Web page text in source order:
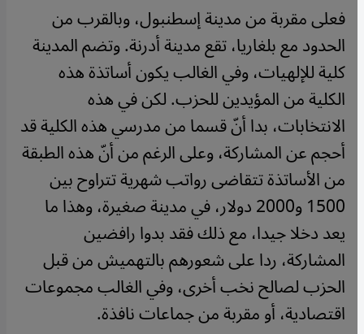
فعلى مقربة من مدينة إسطنبول، وبالقرب من
الحدود مع بلغاريا، تقع مدينة أدرنة. وتضم المدينة
كلية للإلهيات، وفي الغالب يكون أساتذة هذه
الكلية من المؤيدين للحزب. لكن في هذه
الانتخابات، بدا أنّ قسما من مدرسي هذه الكلية قد
أحجم عن المشاركة، وعلى الرغم من أنّ هذه الطبقة
من الأساتذة تتقاضى رواتب شهرية تتراوح بين
1500 و2000 دولار، في مدينة صغيرة، وهذا ما
يعد دخلا جيدا، مع ذلك فقد بدوا رافضين
المشاركة، ردا على شعورهم بالتهميش من قبل
الحزب لصالح نخب أخرى، وفي الغالب مجموعات
اقتصادية، أو مقربة من جماعات نافذة.